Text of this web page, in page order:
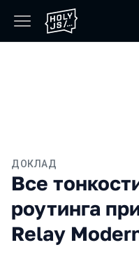
ДОКЛАД
Все
роутинга
Relay